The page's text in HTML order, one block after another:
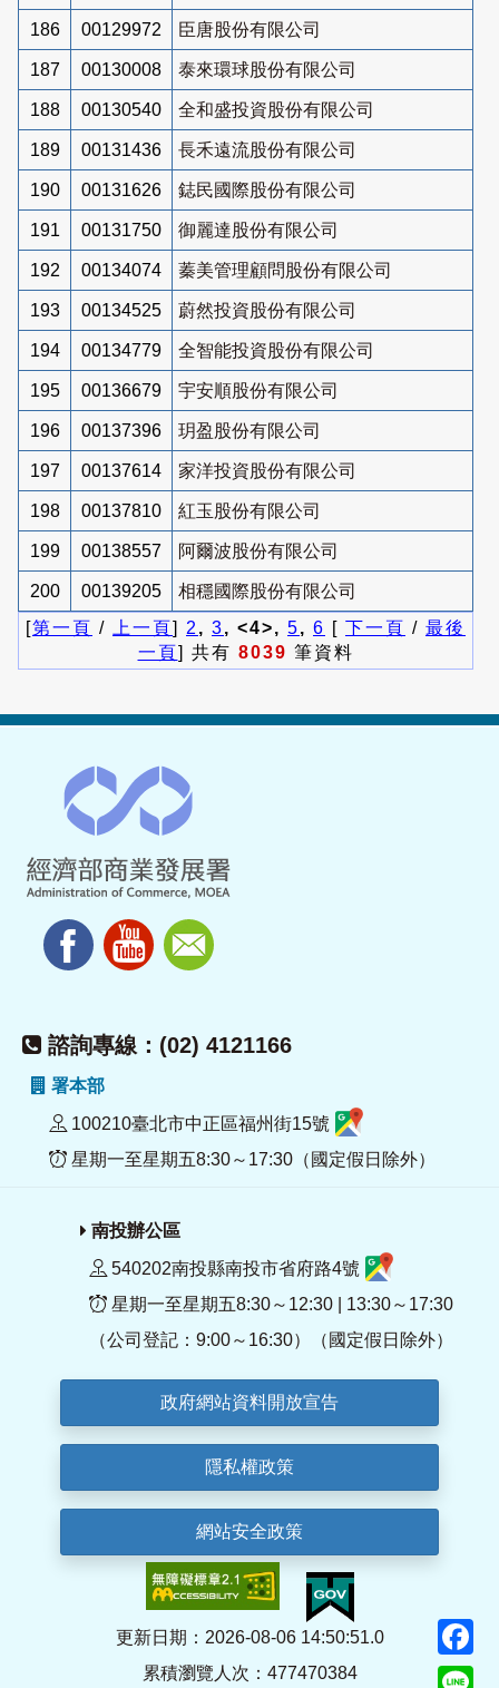
186 00129972 臣唐股份有限公司
187 00130008 泰來環球股份有限公司
188 00130540 全和盛投資股份有限公司
189 00131436 長禾遠流股份有限公司
190 00131626 鋕民國際股份有限公司
191 00131750 御麗達股份有限公司
192 00134074 蓁美管理顧問股份有限公司
193 00134525 蔚然投資股份有限公司
194 00134779 全智能投資股份有限公司
195 00136679 宇安順股份有限公司
196 00137396 玥盈股份有限公司
197 00137614 家洋投資股份有限公司
198 00137810 紅玉股份有限公司
199 00138557 阿爾波股份有限公司
200 00139205
相穩國際股份有限公司
[第一頁 / 上一頁] 2 , 3, <4>, 5, 6 [ 下一頁 / 最後
一頁] 共有 8039 筆資料
諮詢專線：(02) 4121166
署本部
100210臺北市中正區福州街15號
星期一至星期五8:30～17:30（國定假日除外）
南投辦公區
540202南投縣南投市省府路4號
星期一至星期五8:30～12:30 | 13:30～17:30
（公司登記：9:00～16:30）（國定假日除外）
政府網站資料開放宣告
隱私權政策
網站安全政策
更新日期：2026-08-06 14:50:51.0
累積瀏覽人次：477470384